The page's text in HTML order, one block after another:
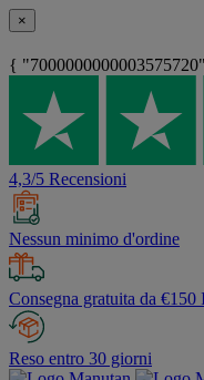
×
{
4,3/5 Recensioni
Nessun minimo d'ordine
Consegna gratuita da €150
Reso entro 30 giorni